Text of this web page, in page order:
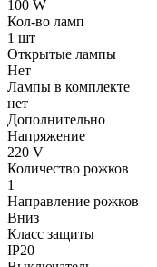
100 W
Кол-во ламп
1 шт
Открытые лампы
Нет
Лампы в комплекте
нет
Дополнительно
Напряжение
220 V
Количество рожков
1
Направление рожков
Вниз
Класс защиты
IP20